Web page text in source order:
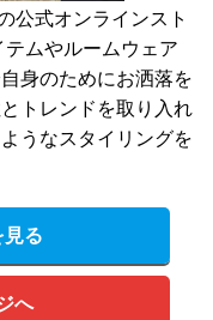
公式オンラインスト
ムやルームウェア
身のためにお洒落を
トレンドを取り入れ
うなスタイリングを
見る
へ